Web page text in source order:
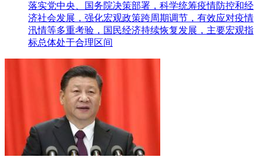
落实党中央、国务院决策部署，科学统筹疫情防控和经
济社会发展，强化宏观政策跨周期调节，有效应对疫情
汛情等多重考验，国民经济持续恢复发展，主要宏观指
标总体处于合理区间